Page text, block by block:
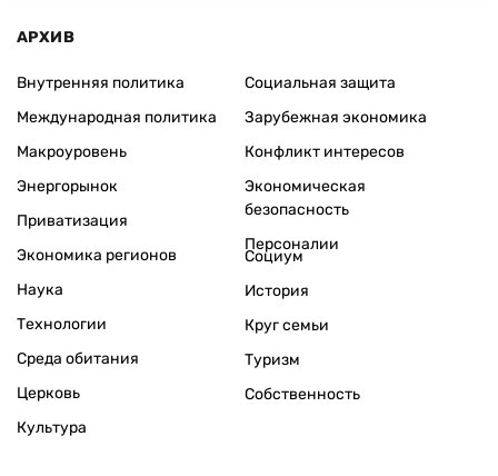
АРХИВ
Внутренняя политика
Международная политика
Макроуровень
Энергорынок
Приватизация
Экономика регионов
Социальная защита
Зарубежная экономика
Конфликт интересов
Экономическая
безопасность
Персоналии
Наука
Технологии
Среда обитания
Церковь
Культура
Социум
История
Круг семьи
Туризм
Собственность